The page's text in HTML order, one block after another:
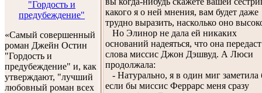
"Гордость и
предубеждение"
«Самый совершенный
роман Джейн Остин
"Гордость и
предубеждение" и, как
утверждают, "лучший
любовный роман всех
какого я о ней мнения, вам будет даже
трудно выразить, насколько оно
Но Элинор не дала ей никаких
оснований надеяться, что она
слова миссис Джон Дэшвуд. А Люси
продолжала:
- Натурально, я в один миг заметила
если бы миссис Феррарс меня сразу